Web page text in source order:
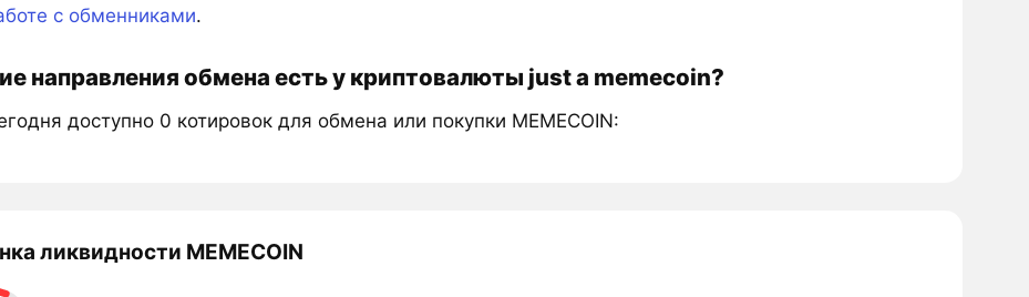
с обменниками.
направления обмена есть у криптовалюты just a memecoin?
доступно 0 котировок для обмена или покупки MEMECOIN:
ликвидности MEMECOIN